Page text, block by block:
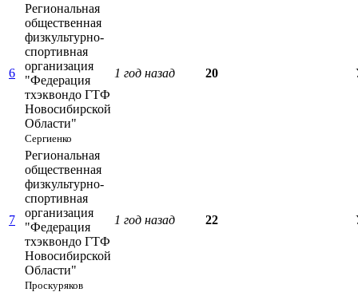
6
Региональная
общественная
физкультурно-
спортивная
организация
"Федерация
тхэквондо ГТФ
Новосибирской
Области"
Сергиенко
1 год назад 20
7
Региональная
общественная
физкультурно-
спортивная
организация
"Федерация
тхэквондо ГТФ
Новосибирской
Области"
Проскуряков
1 год назад 22